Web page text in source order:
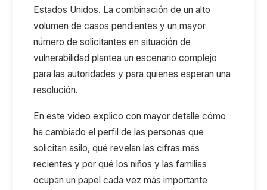
Estados Unidos. La combinación de un alto
volumen de casos pendientes y un mayor
número de solicitantes en situación de
vulnerabilidad plantea un escenario complejo
para las autoridades y para quienes esperan una
resolución.
En este video explico con mayor detalle cómo
ha cambiado el perfil de las personas que
solicitan asilo, qué revelan las cifras más
recientes y por qué los niños y las familias
ocupan un papel cada vez más importante